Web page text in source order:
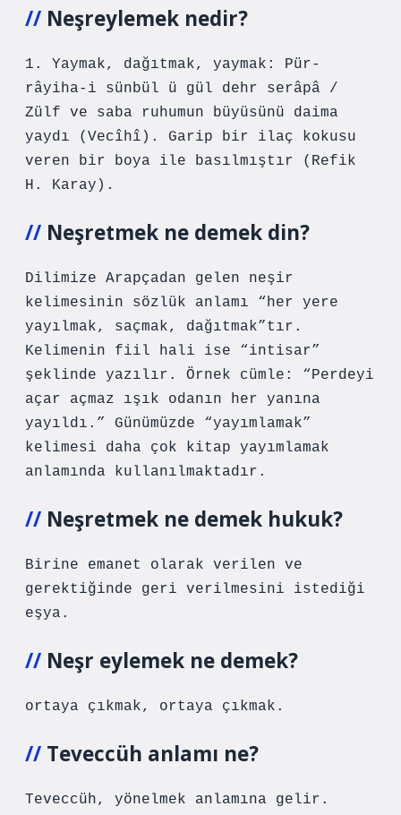
Neşreylemek nedir?
1. Yaymak, dağıtmak, yaymak: Pür-
râyiha-i sünbül ü gül dehr serâpâ /
Zülf ve saba ruhumun büyüsünü daima
yaydı (Vecîhî). Garip bir ilaç kokusu
veren bir boya ile basılmıştır (Refik
H. Karay).
Neşretmek ne demek din?
Dilimize Arapçadan gelen neşir
kelimesinin sözlük anlamı “her yere
yayılmak, saçmak, dağıtmak”tır.
Kelimenin fiil hali ise “intisar”
şeklinde yazılır. Örnek cümle: “Perdeyi
açar açmaz ışık odanın her yanına
yayıldı.” Günümüzde “yayımlamak”
kelimesi daha çok kitap yayımlamak
anlamında kullanılmaktadır.
Neşretmek ne demek hukuk?
Birine emanet olarak verilen ve
gerektiğinde geri verilmesini istediği
eşya.
Neşr eylemek ne demek?
ortaya çıkmak, ortaya çıkmak.
Teveccüh anlamı ne?
Teveccüh, yönelmek anlamına gelir.